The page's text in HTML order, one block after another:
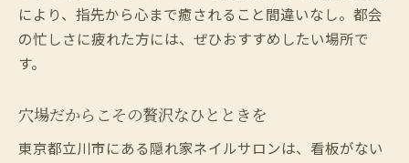
により、指先から心まで癒されること間違いなし。都会
の忙しさに疲れた方には、ぜひおすすめしたい場所で
す。
穴場だからこその贅沢なひとときを
東京都立川市にある隠れ家ネイルサロンは、看板がない